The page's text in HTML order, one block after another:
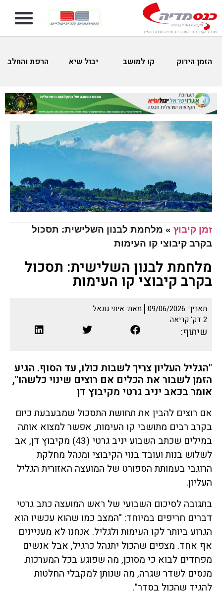
הזמן הירוק קו למושב יבול שיא הרפת והחלב
זמן קיבוץ » מלחמת לבנון השלישית: תסכול
בקרב קיבוצי קו העימות
מלחמת לבנון השלישית: תסכול
בקרב קיבוצי קו העימות
תאריך: 09/06/2026 מאת: איתי גונאל
2 דק' קריאה
שיתוף:
"הגליל העליון צריך לשבות כולו, עד הסוף. הגיע
הזמן לשבור את הכלים אם רוצים שינוי כלשהו",
אומר בכאב יניב גרטי מקיבוץ דן
אם רוצים להבין את תחושת התסכול שמבעבעת כיום
בקרב רבים מתושבי קו העימות, אפשר למצוא אותה
במילים שכתב השבוע יניב גרטי (43) מקיבוץ דן, אב
לשלוש בנות ועובד בנוי הקיבוצי ומנהל מחלקת
הרוגבי בעמותת הספורט של המועצה האזורית הגליל
העליון.
בתגובה לסיכום השבועי של ראש המועצה כתב גרטי
דברים חריפים במיוחד: "המצב כמו שהוא עכשיו הוא
הגרוע ביותר לקו העימות ולגליל. אנחנו לא מעניינים
אף אחד. מצפים שהכול יתנהל כרגיל, אבל אנשים
מפחדים לבוא כי מסוכן, מה שפוגע בכל המערכות.
מנסים לשדר שגרה, מה שנותן למקבלי החלטות
להגיד שהכול בסדר".